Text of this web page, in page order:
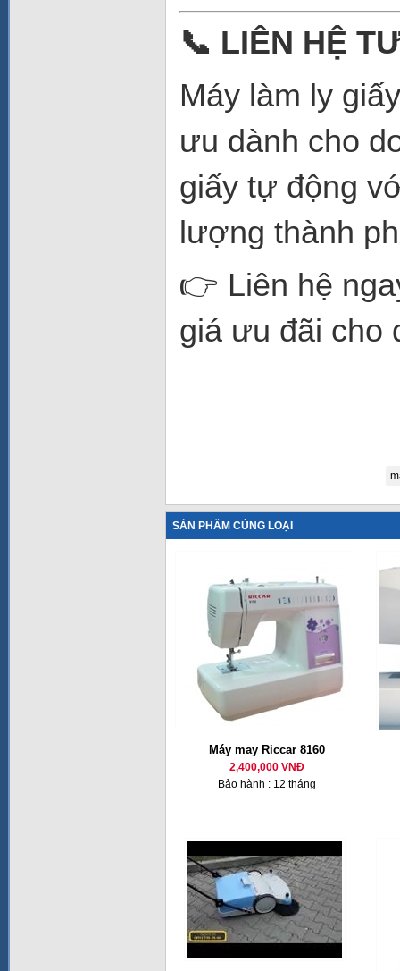
📞 LIÊN HỆ
Máy làm ly
ưu dành cho
giấy tự động
lượng thành
👉 Liên hệ
giá ưu đãi cho
SẢN PHẨM CÙNG LOẠI
Máy may Riccar 8160
2,400,000 VNĐ
Bảo hành : 12 tháng